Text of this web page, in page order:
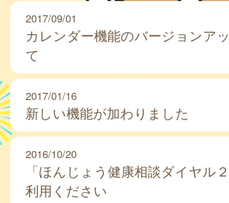
2017/09/01
カレンダー機能のバージョンア
て
2017/01/16
新しい機能が加わりました
2016/10/20
「ほんじょう健康相談ダイヤル
利用ください